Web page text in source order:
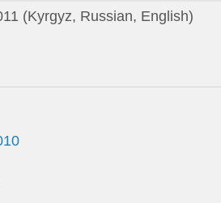
(Kyrgyz, Russian, English)